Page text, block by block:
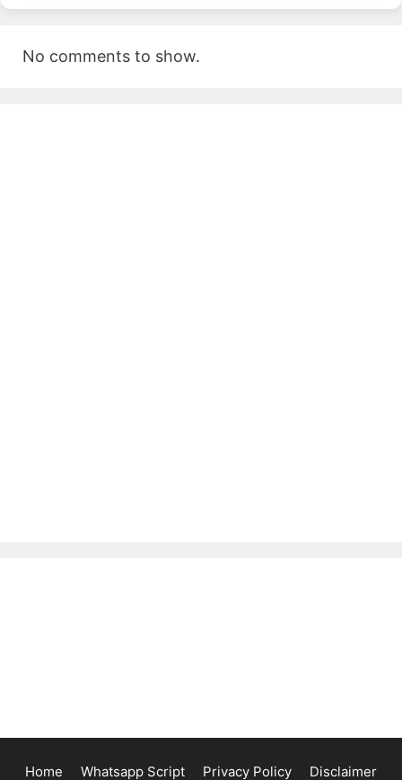
No comments to show.
Home Whatsapp Script Privacy Policy Disclaimer